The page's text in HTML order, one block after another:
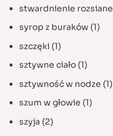
stwardnienie rozsiane
syrop z buraków(1)
szczęki (1)
sztywne ciało(1)
sztywność w nodze (1)
szum w głowie (1)
szyja (2)